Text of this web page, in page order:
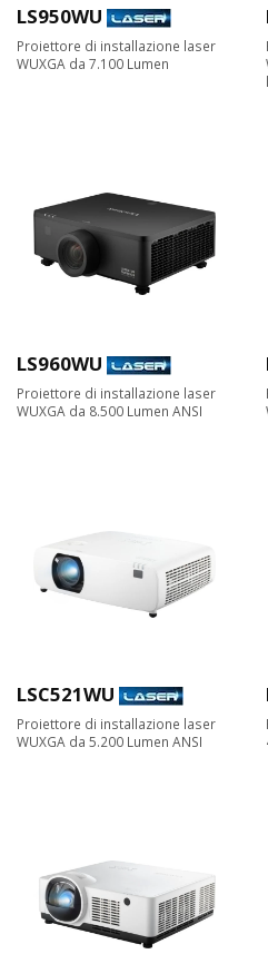
LS950WU
Proiettore di installazione laser
WUXGA da 7.100 Lumen
LS960WU
Proiettore di installazione laser
WUXGA da 8.500 Lumen ANSI
LSC521WU
Proiettore di installazione laser
WUXGA da 5.200 Lumen ANSI